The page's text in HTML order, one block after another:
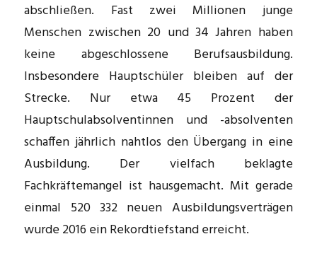
abschließen. Fast zwei Millionen junge
Menschen zwischen 20 und 34 Jahren haben
keine abgeschlossene Berufsausbildung.
Insbesondere Hauptschüler bleiben auf der
Strecke. Nur etwa 45 Prozent der
Hauptschulabsolventinnen und -absolventen
schaffen jährlich nahtlos den Übergang in eine
Ausbildung. Der vielfach beklagte
Fachkräftemangel ist hausgemacht. Mit gerade
einmal 520 332 neuen Ausbildungsverträgen
wurde 2016 ein Rekordtiefstand erreicht.